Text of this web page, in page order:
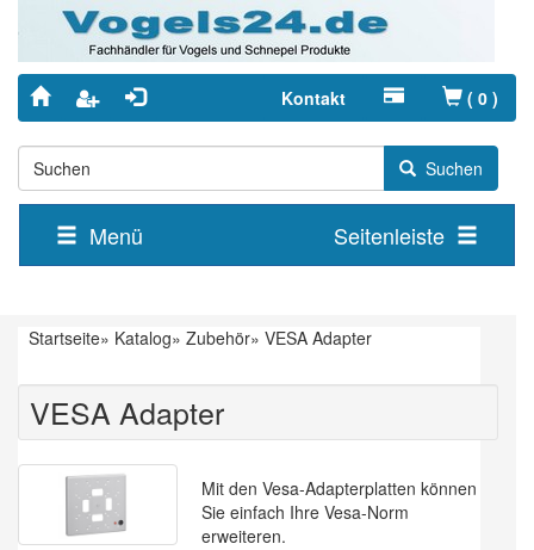
Kontakt ( 0 )
Suchen
Menü Seitenleiste
Startseite» Katalog» Zubehör» VESA Adapter
VESA Adapter
Mit den Vesa-Adapterplatten können
Sie einfach Ihre Vesa-Norm
erweiteren.